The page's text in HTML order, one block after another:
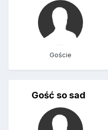
Goście
Gość so sad